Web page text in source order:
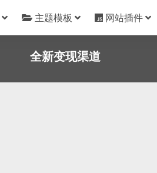
主题模板 网站插件
全新变现渠道